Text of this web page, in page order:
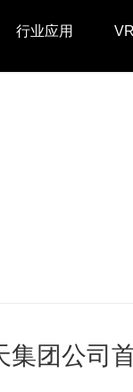
行业应用
集团公司